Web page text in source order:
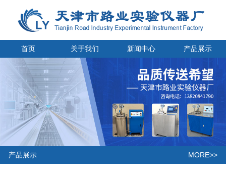
首页 关于我们 新闻中心 产品展示
产品展示 MORE>>